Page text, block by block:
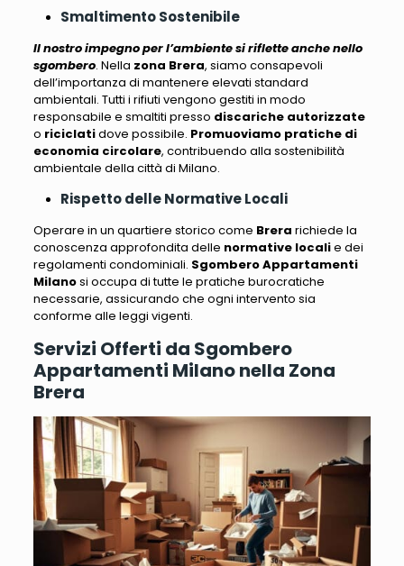
Smaltimento Sostenibile
Il nostro impegno per l’ambiente si riflette anche nello
sgombero. Nella zona Brera, siamo consapevoli
dell’importanza di mantenere elevati standard
ambientali. Tutti i rifiuti vengono gestiti in modo
responsabile e smaltiti presso discariche autorizzate
o riciclatidove possibile. Promuoviamo pratiche di
economia circolare, contribuendo alla sostenibilità
ambientale della città di Milano.
Rispetto delle Normative Locali
Operare in un quartiere storico come Brera richiede la
conoscenza approfondita delle normative localie dei
regolamenti condominiali. Sgombero Appartamenti
Milanosi occupa di tutte le pratiche burocratiche
necessarie, assicurando che ogni intervento sia
conforme alle leggi vigenti.
Servizi Offerti da Sgombero
Appartamenti Milano nella Zona
Brera